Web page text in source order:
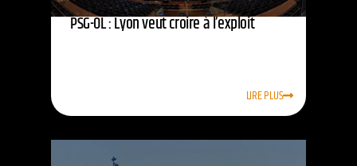
PSG-OL : Lyon veut croire à l’exploit
LIRE PLUS